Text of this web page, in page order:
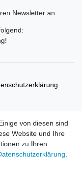
Newsletter an.
!
HL-
Produktbilder
von diesen sind
Website und Ihre
zu Ihren